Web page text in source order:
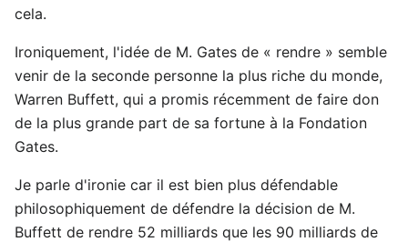
cela.
Ironiquement, l'idée de M. Gates de « rendre » semble
venir de la seconde personne la plus riche du monde,
Warren Buffett, qui a promis récemment de faire don
de la plus grande part de sa fortune à la Fondation
Gates.
Je parle d'ironie car il est bien plus défendable
philosophiquement de défendre la décision de M.
Buffett de rendre 52 milliards que les 90 milliards de